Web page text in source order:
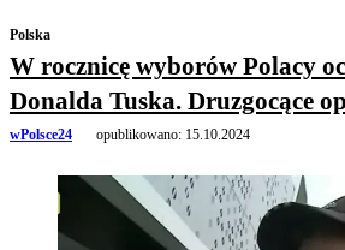
Polska
W rocznicę wyborów Polacy
Donalda Tuska. Druzgocące
wPolsce24 opublikowano: 15.10.2024